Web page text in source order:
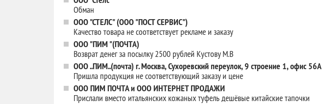
Обман
ООО "СТЕЛС" (ООО "ПОСТ СЕРВИС")
Качество товара не соответствует рекламе и заказу
ООО "ПИМ "(ПОЧТА)
Возврат денег за посылку 2500 рублей Кустову М.В
ООО ..ПИМ..(почта) г. Москва, Сухоревский переулок, 9 строение 1, офис 56А
Пришла продукция не соответствующий заказу и цене
ООО ПИМ ПОЧТА и ООО ИНТЕРНЕТ ПРОДАЖИ
Прислали вместо итальянских кожаных туфель дешёвые китайские тапочки